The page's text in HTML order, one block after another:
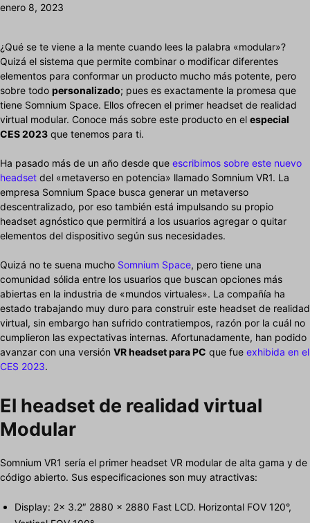
enero 8, 2023
¿Qué se te viene a la mente cuando lees la palabra «modular»?
Quizá el sistema que permite combinar o modificar diferentes
elementos para conformar un producto mucho más potente, pero
sobre todo personalizado; pues es exactamente la promesa que
tiene Somnium Space. Ellos ofrecen el primer headset de realidad
virtual modular. Conoce más sobre este producto en el especial
CES 2023 que tenemos para ti.
Ha pasado más de un año desde que escribimos sobre este nuevo
headset del «metaverso en potencia» llamado Somnium VR1. La
empresa Somnium Space busca generar un metaverso
descentralizado, por eso también está impulsando su propio
headset agnóstico que permitirá a los usuarios agregar o quitar
elementos del dispositivo según sus necesidades.
Quizá no te suena mucho Somnium Space, pero tiene una
comunidad sólida entre los usuarios que buscan opciones más
abiertas en la industria de «mundos virtuales». La compañía ha
estado trabajando muy duro para construir este headset de realidad
virtual, sin embargo han sufrido contratiempos, razón por la cuál no
cumplieron las expectativas internas. Afortunadamente, han podido
avanzar con una versión VR headset para PC que fue exhibida en el
CES 2023.
El headset de realidad virtual
Modular
Somnium VR1 sería el primer headset VR modular de alta gama y de
código abierto. Sus especificaciones son muy atractivas:
Display: 2x 3.2″ 2880 × 2880 Fast LCD. Horizontal FOV 120°,